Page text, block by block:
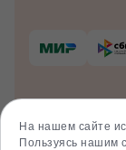
© 2012 - 2026
центр «Клиника
На нашем сайте
Пользуясь нашим